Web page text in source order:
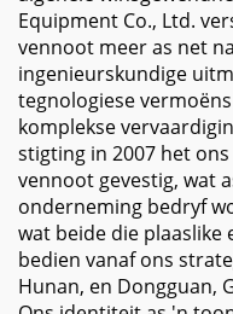
Equipment Co., Ltd.
vennoot meer as net
ingenieurskundige
tegnologiese
komplekse
stigting in 2007 het
vennoot gevestig, wat
onderneming bedryf
wat beide die
bedien vanaf ons
Hunan, en Dongguan,